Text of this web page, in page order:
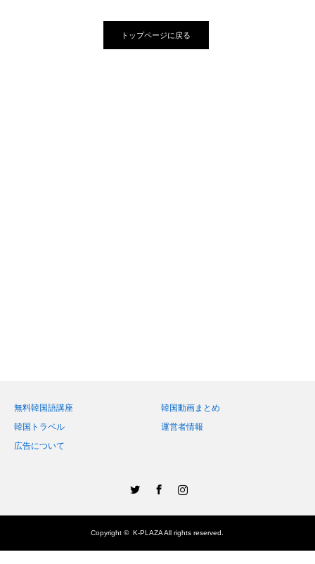
トップページに戻る
無料韓国語講座
韓国動画まとめ
韓国トラベル
運営者情報
広告について
Copyright © K-PLAZAAll rights reserved.